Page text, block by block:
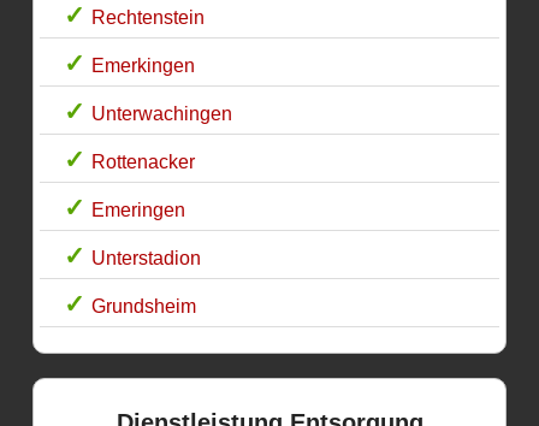
Rechtenstein
Emerkingen
Unterwachingen
Rottenacker
Emeringen
Unterstadion
Grundsheim